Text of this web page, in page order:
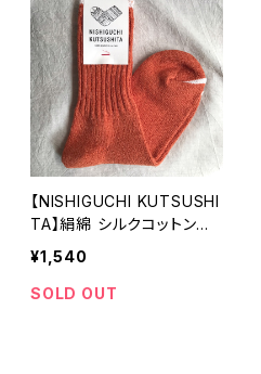
【NISHIGUCHI KUTSUSHI
TA】絹綿 シルクコットン天
竺ソックス 琥珀ビア NK01
04S 日本製 靴下 オールシ
ーズン 【ニシグチクツシタ】
¥1,540
SOLD OUT